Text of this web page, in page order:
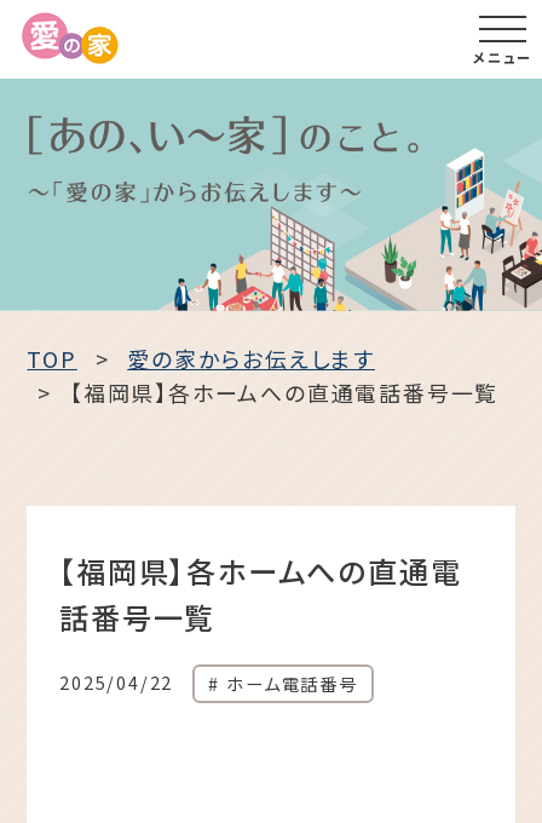
メニュー
TOP
愛の家からお伝えします
【福岡県】各ホームへの直通電話番号一覧
【福岡県】各ホームへの直通電
話番号一覧
2025/04/22 ホーム電話番号